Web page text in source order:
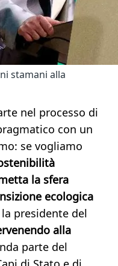
stamani alla
nel processo di
con un
se vogliamo
la sfera
ecologica
presidente del
alla
parte del